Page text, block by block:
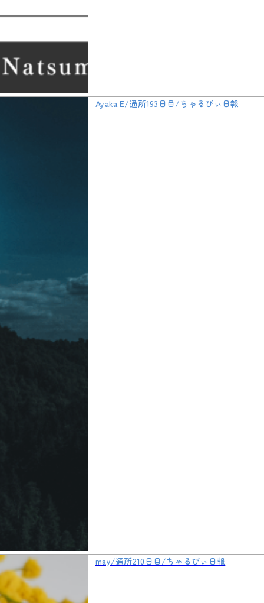
Ayaka.E/通所193日目/ちゃるびぃ日報
may/通所210日目/ちゃるびぃ日報